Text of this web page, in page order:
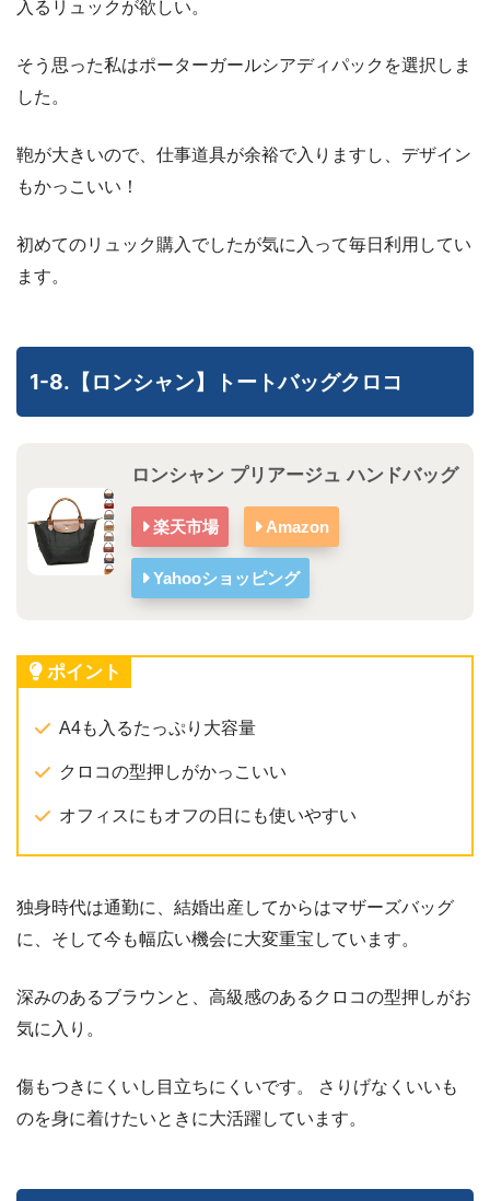
入るリュックが欲しい。
そう思った私はポーターガールシアディパックを選択しま
した。
鞄が大きいので、仕事道具が余裕で入りますし、デザイン
もかっこいい！
初めてのリュック購入でしたが気に入って毎日利用してい
ます。
1-8.【ロンシャン】トートバッグクロコ
ロンシャン プリアージュ ハンドバッグ
楽天市場 Amazon
Yahooショッピング
ポイント
A4も入るたっぷり大容量
クロコの型押しがかっこいい
オフィスにもオフの日にも使いやすい
独身時代は通勤に、結婚出産してからはマザーズバッグ
に、そして今も幅広い機会に大変重宝しています。
深みのあるブラウンと、高級感のあるクロコの型押しがお
気に入り。
傷もつきにくいし目立ちにくいです。 さりげなくいいも
のを身に着けたいときに大活躍しています。